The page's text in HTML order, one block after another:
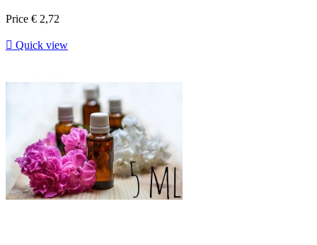
Price € 2,72
 Quick view